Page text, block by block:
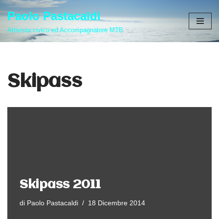
Vai
Paolo Pastacaldi
Attivista civico ed Accompagnatore MTB
Skipass
Skipass 2011
di Paolo Pastacaldi 18 Dicembre 2014